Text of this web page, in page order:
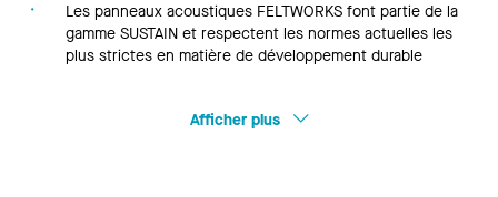
Les panneaux acoustiques FELTWORKS font partie de la
gamme SUSTAIN et respectent les normes actuelles les
plus strictes en matière de développement durable
Afficher plus